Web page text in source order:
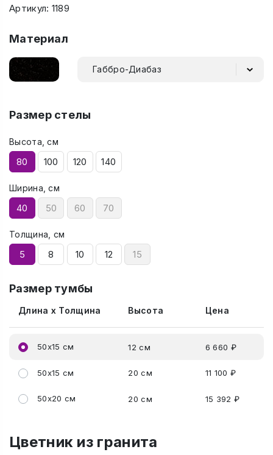
Артикул: 1189
Материал
Габбро-Диабаз
Размер стелы
Высота, см
80 100 120 140
Ширина, см
40 50 60 70
Толщина, см
5 8 10 12 15
Размер тумбы
Длина x Толщина Высота Цена
50x15 см 12 см 6 660 ₽
50x15 см 20 см 11 100 ₽
50x20 см 20 см 15 392 ₽
Цветник из гранита